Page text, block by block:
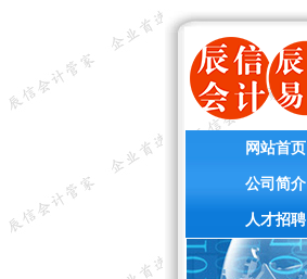
网站首页
公司简介
人才招聘